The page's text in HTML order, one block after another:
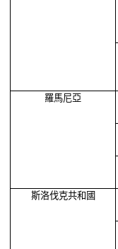
羅馬尼亞
斯洛伐克共和國